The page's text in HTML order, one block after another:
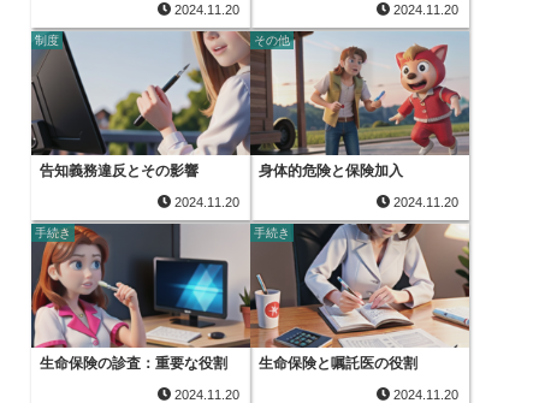
2024.11.20 2024.11.20
制度
告知義務違反とその影響
2024.11.20
その他
身体的危険と保険加入
2024.11.20
手続き
生命保険の診査：重要な役割
2024.11.20
手続き
生命保険と嘱託医の役割
2024.11.20